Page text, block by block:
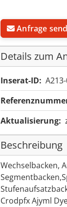
Anfrage
Details zum
Inserat-ID:
Aktualisierung:
Beschreibung
Wechselbacken,
Crodpfx Ajyml